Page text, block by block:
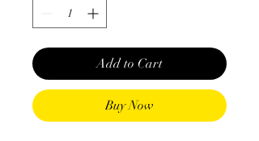
Add to Cart
Buy Now